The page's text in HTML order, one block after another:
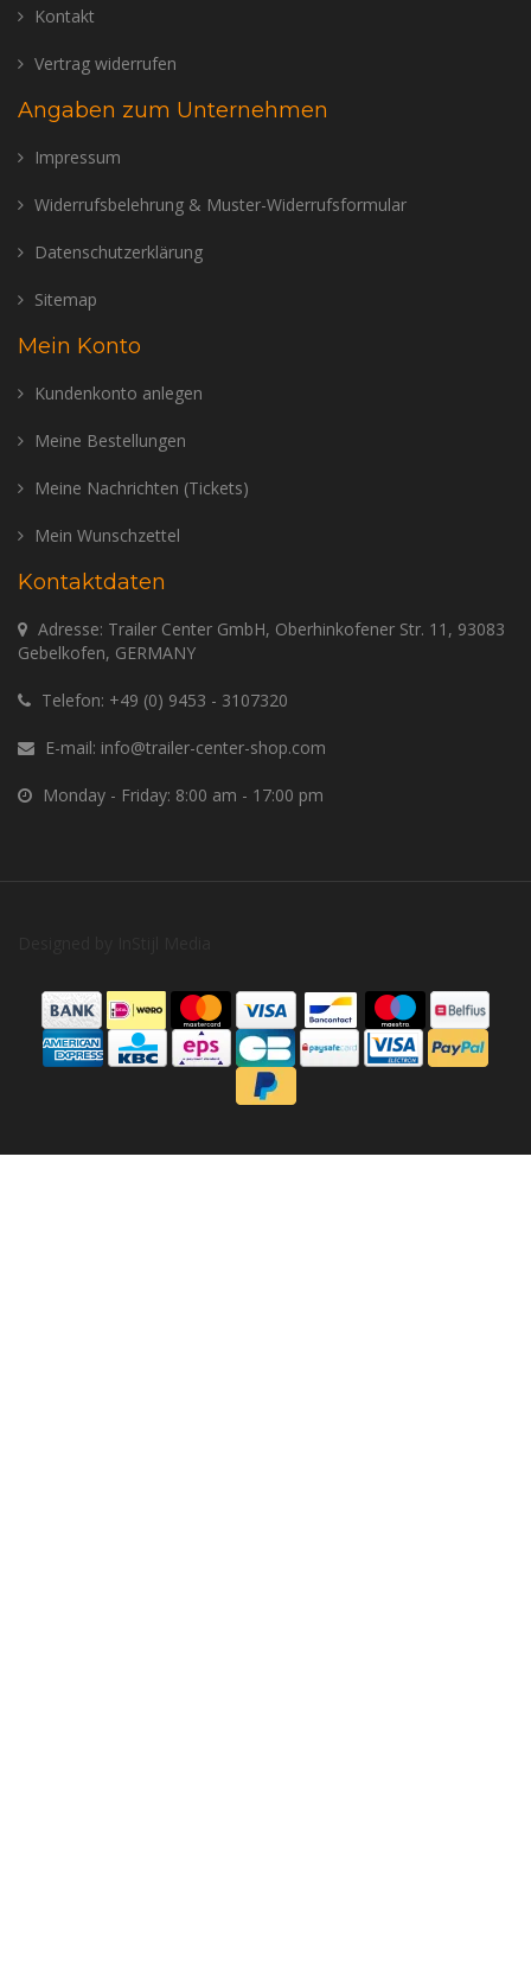
Kontakt
Vertrag widerrufen
Angaben zum Unternehmen
Impressum
Widerrufsbelehrung & Muster-Widerrufsformular
Datenschutzerklärung
Sitemap
Mein Konto
Kundenkonto anlegen
Meine Bestellungen
Meine Nachrichten (Tickets)
Mein Wunschzettel
Kontaktdaten
Adresse: Trailer Center GmbH, Oberhinkofener Str. 11, 93083
Gebelkofen, GERMANY
Telefon: +49 (0) 9453 - 3107320
E-mail: info@trailer-center-shop.com
Monday - Friday: 8:00 am - 17:00 pm